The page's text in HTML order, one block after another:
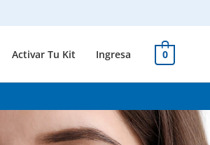
Activar Tu Kit Ingresa 0